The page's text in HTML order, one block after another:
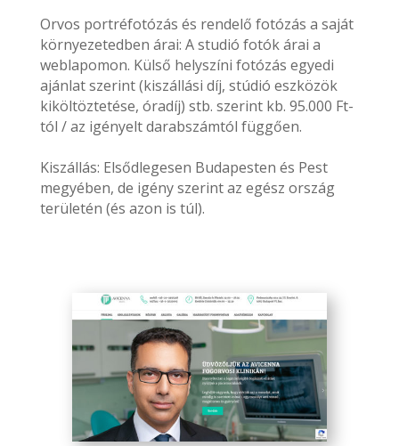
Orvos portréfotózás és rendelő fotózás a saját
környezetedben árai: A studió fotók árai a
weblapomon. Külső helyszíni fotózás egyedi
ajánlat szerint (kiszállási díj, stúdió eszközök
kiköltöztetése, óradíj) stb. szerint kb. 95.000 Ft-
tól / az igényelt darabszámtól függően.
Kiszállás: Elsődlegesen Budapesten és Pest
megyében, de igény szerint az egész ország
területén (és azon is túl).